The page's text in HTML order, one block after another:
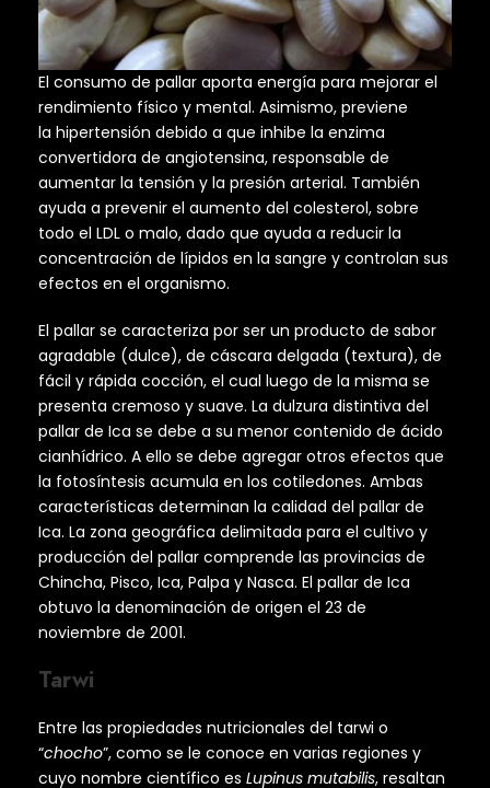
El consumo de pallar aporta energía para mejorar el
rendimiento físico y mental. Asimismo, previene
la hipertensión debido a que inhibe la enzima
convertidora de angiotensina, responsable de
aumentar la tensión y la presión arterial. También
ayuda a prevenir el aumento del colesterol, sobre
todo el LDL o malo, dado que ayuda a reducir la
concentración de lípidos en la sangre y controlan sus
efectos en el organismo.
El pallar se caracteriza por ser un producto de sabor
agradable (dulce), de cáscara delgada (textura), de
fácil y rápida cocción, el cual luego de la misma se
presenta cremoso y suave. La dulzura distintiva del
pallar de Ica se debe a su menor contenido de ácido
cianhídrico. A ello se debe agregar otros efectos que
la fotosíntesis acumula en los cotiledones. Ambas
características determinan la calidad del pallar de
Ica. La zona geográfica delimitada para el cultivo y
producción del pallar comprende las provincias de
Chincha, Pisco, Ica, Palpa y Nasca. El pallar de Ica
obtuvo la denominación de origen el 23 de
noviembre de 2001.
Tarwi
Entre las propiedades nutricionales del tarwi o
“chocho”, como se le conoce en varias regiones y
cuyo nombre científico es Lupinus mutabilis, resaltan